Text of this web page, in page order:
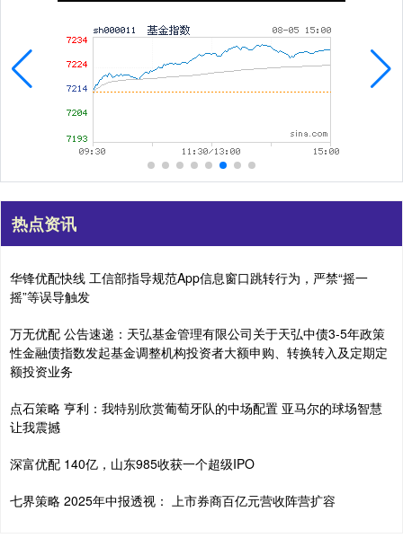
热点资讯
华锋优配快线 工信部指导规范App信息窗口跳转行为，严禁“摇一
摇”等误导触发
万无优配 公告速递：天弘基金管理有限公司关于天弘中债3-5年政策
性金融债指数发起基金调整机构投资者大额申购、转换转入及定期定
额投资业务
点石策略 亨利：我特别欣赏葡萄牙队的中场配置 亚马尔的球场智慧
让我震撼
深富优配 140亿，山东985收获一个超级IPO
七界策略 2025年中报透视： 上市券商百亿元营收阵营扩容